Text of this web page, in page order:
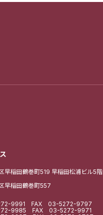
稲田鶴巻町519 早稲田松浦ビル5階
早稲田鶴巻町557
9991 FAX 03-5272-9797
9985 FAX 03-5272-9971